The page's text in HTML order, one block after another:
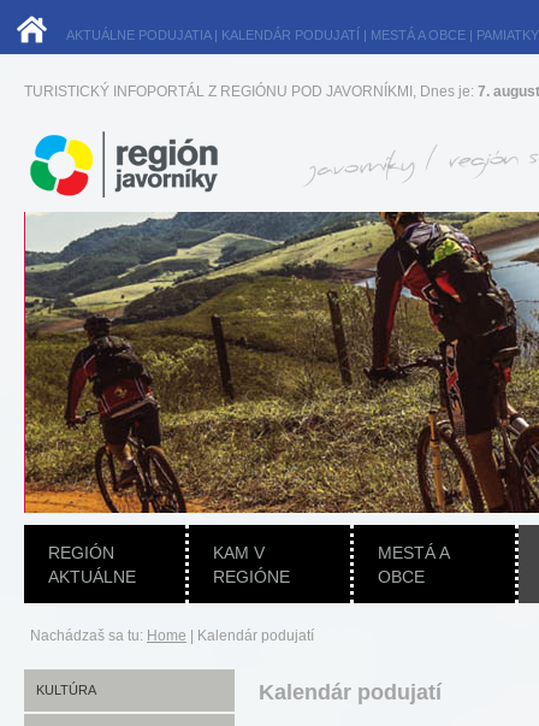
AKTUÁLNE PODUJATIA| KALENDÁR PODUJATÍ | MESTÁ A OBCE | PAMIATKY
TURISTICKÝ INFOPORTÁL Z REGIÓNU POD JAVORNÍKMI, Dnes je: 7.
REGIÓN
AKTUÁLNE
KAM V
REGIÓNE
MESTÁ A
OBCE
Nachádzaš sa tu: Home Kalendár podujatí
KULTÚRA Kalendár podujatí